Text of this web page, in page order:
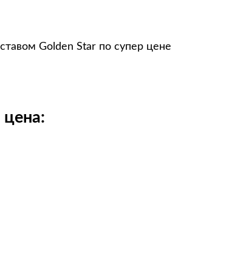
Golden Star по супер цене
цена: